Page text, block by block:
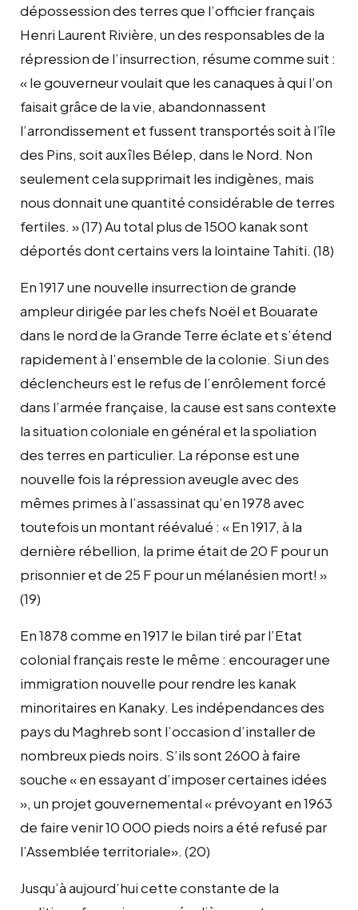
dépossession des terres que l’officier français
Henri Laurent Rivière, un des responsables de la
répression de l’insurrection, résume comme suit :
« le gouverneur voulait que les canaques à qui l’on
faisait grâce de la vie, abandonnassent
l’arrondissement et fussent transportés soit à l’île
des Pins, soit aux îles Bélep, dans le Nord. Non
seulement cela supprimait les indigènes, mais
nous donnait une quantité considérable de terres
fertiles. » (17) Au total plus de 1500 kanak sont
déportés dont certains vers la lointaine Tahiti. (18)
En 1917 une nouvelle insurrection de grande
ampleur dirigée par les chefs Noël et Bouarate
dans le nord de la Grande Terre éclate et s’étend
rapidement à l’ensemble de la colonie. Si un des
déclencheurs est le refus de l’enrôlement forcé
dans l’armée française, la cause est sans contexte
la situation coloniale en général et la spoliation
des terres en particulier. La réponse est une
nouvelle fois la répression aveugle avec des
mêmes primes à l’assassinat qu’en 1978 avec
toutefois un montant réévalué : « En 1917, à la
dernière rébellion, la prime était de 20 F pour un
prisonnier et de 25 F pour un mélanésien mort! »
(19)
En 1878 comme en 1917 le bilan tiré par l’Etat
colonial français reste le même : encourager une
immigration nouvelle pour rendre les kanak
minoritaires en Kanaky. Les indépendances des
pays du Maghreb sont l’occasion d’installer de
nombreux pieds noirs. S’ils sont 2600 à faire
souche « en essayant d’imposer certaines idées
», un projet gouvernemental « prévoyant en 1963
de faire venir 10 000 pieds noirs a été refusé par
l’Assemblée territoriale». (20)
Jusqu’à aujourd’hui cette constante de la